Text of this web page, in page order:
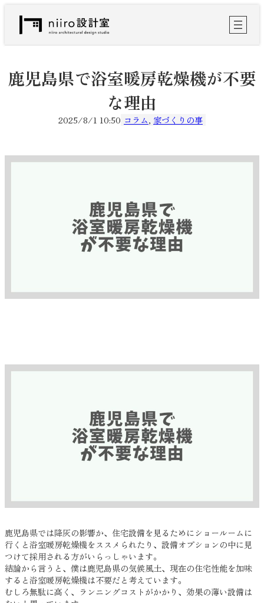
ス
プ
鹿児島県で浴室暖房乾燥機が不要
な理由
2025/8/1 10:50 コラム, 家づくりの事
鹿児島県では降灰の影響か、住宅設備を見るためにショールームに
行くと浴室暖房乾燥機をススメられたり、設備オプションの中に見
つけて採用される方がいらっしゃいます。
結論から言うと、僕は鹿児島県の気候風土、現在の住宅性能を加味
すると浴室暖房乾燥機は不要だと考えています。
むしろ無駄に高く、ランニングコストがかかり、効果の薄い設備は